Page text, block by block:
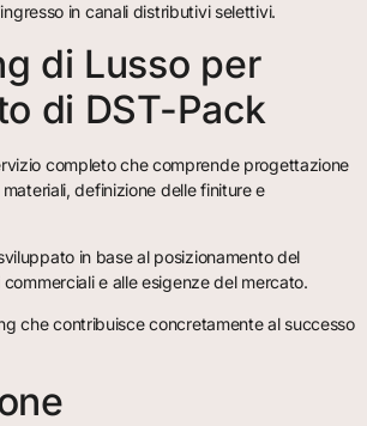
in canali distributivi selettivi.
di Lusso per
di DST-Pack
completo che comprende progettazione
definizione delle finiture e
in base al posizionamento del
e alle esigenze del mercato.
che contribuisce concretamente al successo